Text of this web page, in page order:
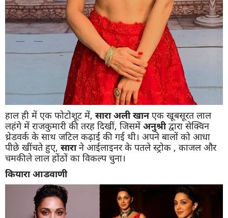
हाल ही में एक फोटोशूट में, सारा अली खानएक खूबसूरत लाल
लहंगे में राजकुमारी की तरह दिखीं, जिसमें अनुश्रीद्वारा सेक्विन
थ्रेडवर्क के साथ जटिल कढ़ाई की गई थी। अपने बालों को आधा
पीछे खींचते हुए, साराने आईलाइनर के पतले स्ट्रोक , काजल और
चमकीले लाल होंठों का विकल्प चुना।
कियारा आडवाणी